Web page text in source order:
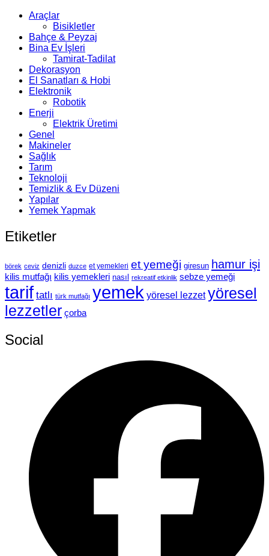
Araçlar
Bisikletler
Bahçe & Peyzaj
Bina Ev İşleri
Tamirat-Tadilat
Dekorasyon
El Sanatları & Hobi
Elektronik
Robotik
Enerji
Elektrik Üretimi
Genel
Makineler
Sağlık
Tarım
Teknoloji
Temizlik & Ev Düzeni
Yapılar
Yemek Yapmak
Etiketler
börek ceviz denizli duzce et yemekleri et yemeği giresun hamur işi
kilis mutfağı kilis yemekleri nasıl rekreatif etkinlik sebze yemeği
tarif tatlı türk mutfağı yemek yöresel lezzet yöresel
lezzetler çorba
Social